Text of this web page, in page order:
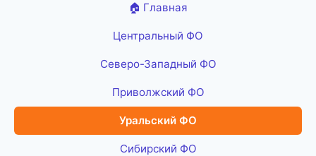
🏠 Главная
Центральный ФО
Северо-Западный ФО
Приволжский ФО
Уральский ФО
Сибирский ФО